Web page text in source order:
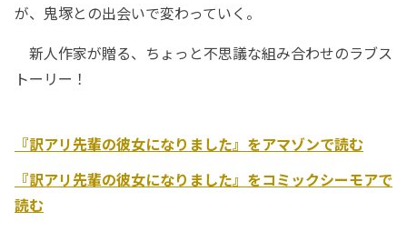
が、鬼塚との出会いで変わっていく。
新人作家が贈る、ちょっと不思議な組み合わせのラブス
トーリー！
『訳アリ先輩の彼女になりました』をアマゾンで読む
『訳アリ先輩の彼女になりました』をコミックシーモアで
読む